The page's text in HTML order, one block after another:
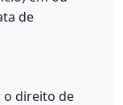
de
o direito de